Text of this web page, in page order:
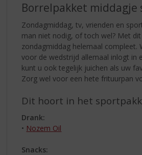
Borrelpakket middagje
Zondagmiddag, tv, vrienden en
man niet nodig, of toch wel? Met
zondagmiddag helemaal compleet.
voor de wedstrijd allemaal inlogt in
kunt u ook tegelijk juichen als uw
Zorg wel voor een hete frituurpan
Dit hoort in het
Drank:
• Nozem Oil
Snacks: